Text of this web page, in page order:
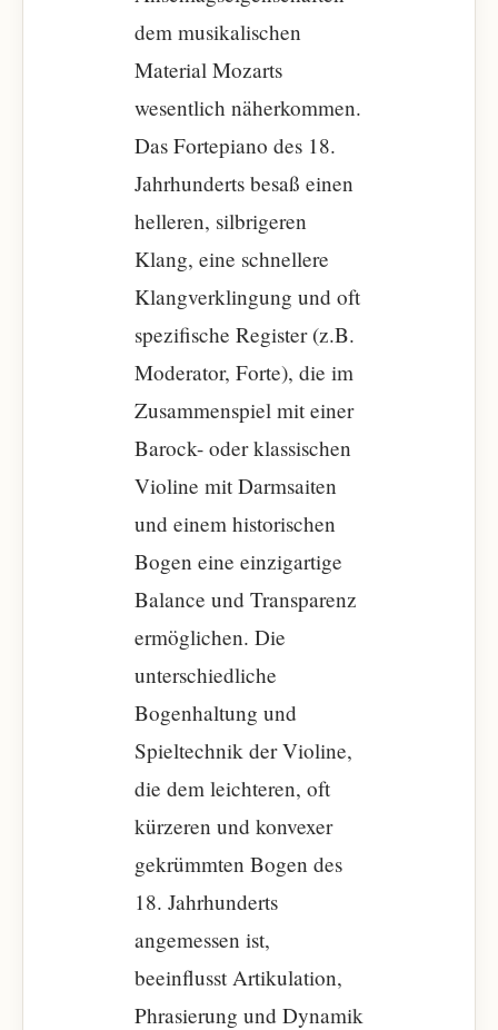
dem musikalischen
Material Mozarts
wesentlich näherkommen.
Das Fortepiano des 18.
Jahrhunderts besaß einen
helleren, silbrigeren
Klang, eine schnellere
Klangverklingung und oft
spezifische Register (z.B.
Moderator, Forte), die im
Zusammenspiel mit einer
Barock- oder klassischen
Violine mit Darmsaiten
und einem historischen
Bogen eine einzigartige
Balance und Transparenz
ermöglichen. Die
unterschiedliche
Bogenhaltung und
Spieltechnik der Violine,
die dem leichteren, oft
kürzeren und konvexer
gekrümmten Bogen des
18. Jahrhunderts
angemessen ist,
beeinflusst Artikulation,
Phrasierung und Dynamik